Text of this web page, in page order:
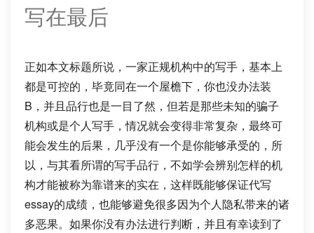
写在最后
正如本文标题所说，一家正规机构中的写手，基本上
都是可控的，毕竟同在一个屋檐下，你也没办法装
B，并且品行也是一目了然，但若是那些未知的骗子
机构或是个人写手，情况就会变得非常复杂，最终可
能会发生的后果，几乎没有一个是你能够承受的，所
以，与其看所谓的写手品行，不如学会辨别怎样的机
构才能被称为靠谱来的实在，这样既能够保证代写
essay的成绩，也能够避免很多因为个人隐私带来的诸
多恶果。如果你没有办法进行判断，并且有幸读到了